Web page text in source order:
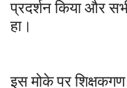
प्रदर्शनकियाऔर
हा।
इसमोकेपरशिक्षकगण